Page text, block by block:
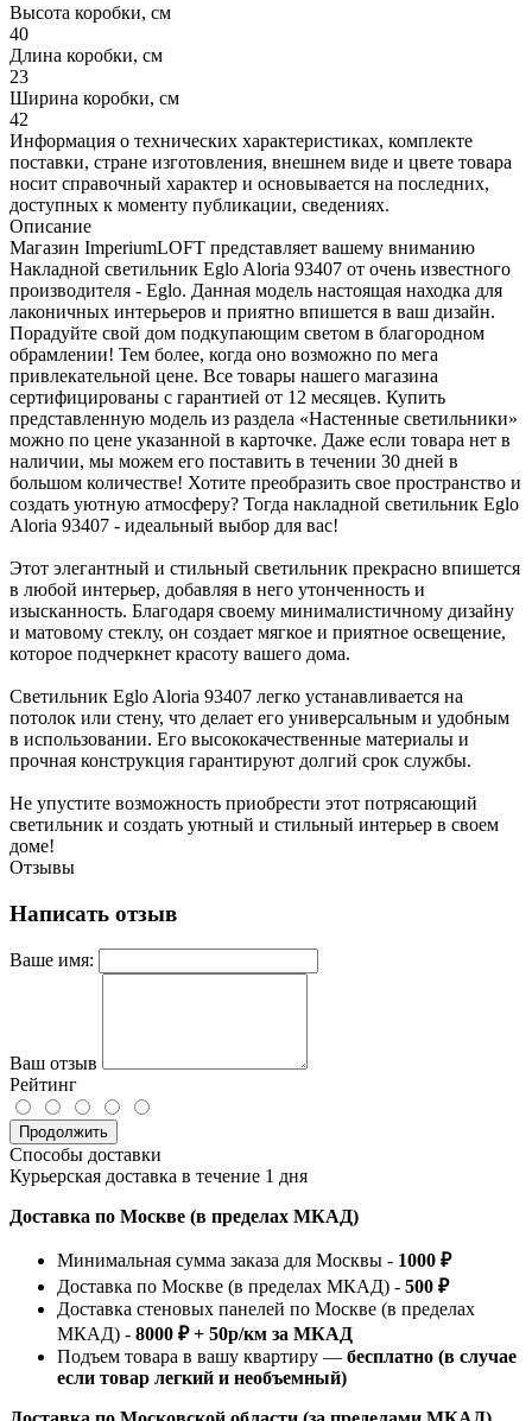
Высота коробки, см
40
Длина коробки, см
23
Ширина коробки, см
42
Информация о технических характеристиках, комплекте
поставки, стране изготовления, внешнем виде и цвете товара
носит справочный характер и основывается на последних,
доступных к моменту публикации, сведениях.
Описание
Магазин ImperiumLOFT представляет вашему вниманию
Накладной светильник Eglo Aloria 93407 от очень известного
производителя - Eglo. Данная модель настоящая находка для
лаконичных интерьеров и приятно впишется в ваш дизайн.
Порадуйте свой дом подкупающим светом в благородном
обрамлении! Тем более, когда оно возможно по мега
привлекательной цене. Все товары нашего магазина
сертифицированы с гарантией от 12 месяцев. Купить
представленную модель из раздела «Настенные светильники»
можно по цене указанной в карточке. Даже если товара нет в
наличии, мы можем его поставить в течении 30 дней в
большом количестве! Хотите преобразить свое пространство и
создать уютную атмосферу? Тогда накладной светильник Eglo
Aloria 93407 - идеальный выбор для вас!
Этот элегантный и стильный светильник прекрасно впишется
в любой интерьер, добавляя в него утонченность и
изысканность. Благодаря своему минималистичному дизайну
и матовому стеклу, он создает мягкое и приятное освещение,
которое подчеркнет красоту вашего дома.
Светильник Eglo Aloria 93407 легко устанавливается на
потолок или стену, что делает его универсальным и удобным
в использовании. Его высококачественные материалы и
прочная конструкция гарантируют долгий срок службы.
Не упустите возможность приобрести этот потрясающий
светильник и создать уютный и стильный интерьер в своем
доме!
Отзывы
Написать отзыв
Ваше имя:
Ваш отзыв
Рейтинг
Продолжить
Способы доставки
Курьерская доставка в течение 1 дня
Доставка по Москве (в пределах МКАД)
Минимальная сумма заказа для Москвы - 1000 ₽
Доставка по Москве (в пределах МКАД) - 500 ₽
Доставка стеновых панелей по Москве (в пределах
МКАД) - 8000 ₽ + 50р/км за МКАД
Подъем товара в вашу квартиру — бесплатно (в случае
если товар легкий и необъемный)